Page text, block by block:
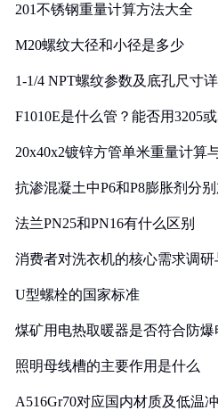
201不锈钢重量计算方法大全
M20螺纹大径和小径是多少
1-1/4 NPT螺纹参数及底孔尺寸
F1010E是什么管？能否用3205
20x40x2镀锌方管单米重量计算
抗渗混凝土中P6和P8膨胀剂分
法兰PN25和PN16有什么区别
消费者对洗衣机的核心需求调研
U型螺栓的国家标准
煤矿用电热取暖器是否符合防
照明母线槽的主要作用是什么
A516Gr70对应国内材质及低温